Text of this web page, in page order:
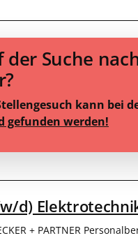
der Suche
kann bei
gefunden werden!
d)
+ PARTNER